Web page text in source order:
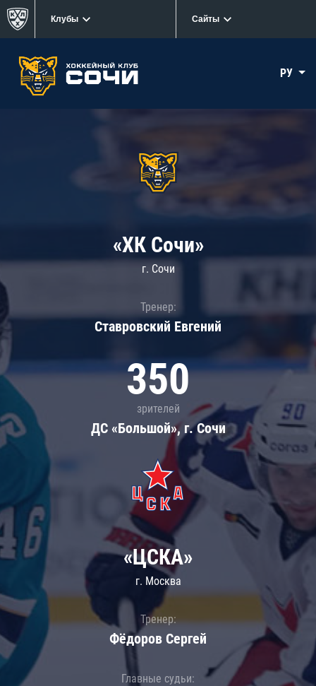
Клубы Сайты
РУ
«ХК Сочи»
г. Сочи
Тренер:
Ставровский Евгений
350
зрителей
ДС «Большой», г. Сочи
«ЦСКА»
г. Москва
Тренер:
Фёдоров Сергей
Главные судьи: